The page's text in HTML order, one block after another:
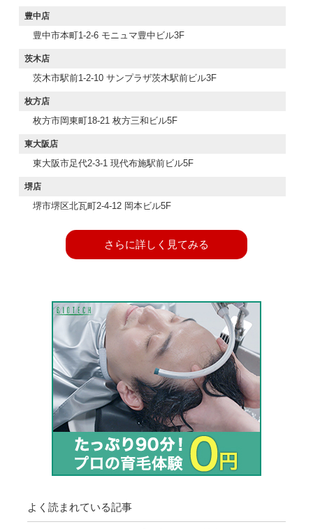
豊中店
豊中市本町1-2-6 モニュマ豊中ビル3F
茨木店
茨木市駅前1-2-10 サンプラザ茨木駅前ビル3F
枚方店
枚方市岡東町18-21 枚方三和ビル5F
東大阪店
東大阪市足代2-3-1 現代布施駅前ビル5F
堺店
堺市堺区北瓦町2-4-12 岡本ビル5F
さらに詳しく見てみる
よく読まれている記事